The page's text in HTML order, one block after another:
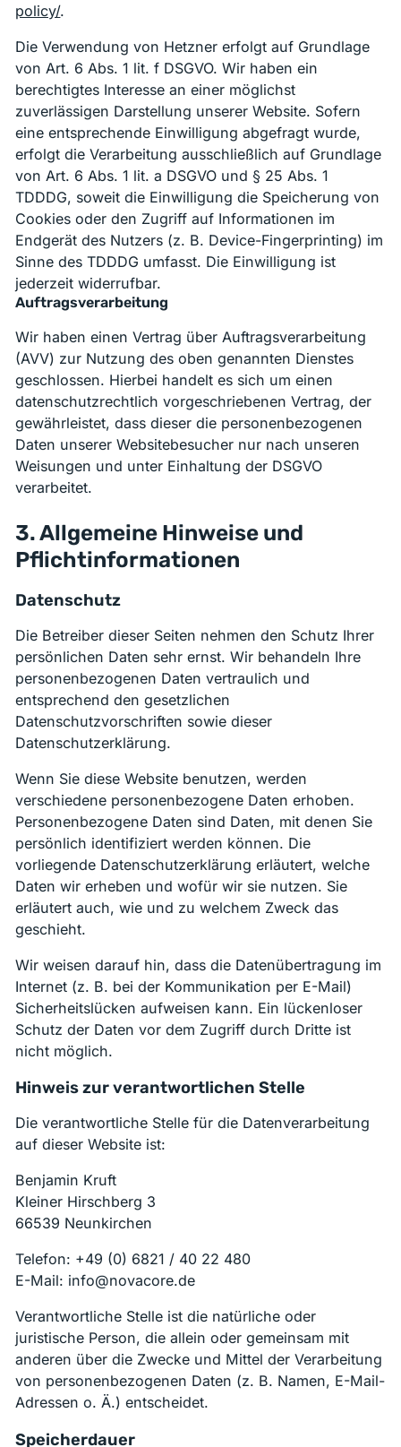
policy/.
Die Verwendung von Hetzner erfolgt auf Grundlage
von Art. 6 Abs. 1 lit. f DSGVO. Wir haben ein
berechtigtes Interesse an einer möglichst
zuverlässigen Darstellung unserer Website. Sofern
eine entsprechende Einwilligung abgefragt wurde,
erfolgt die Verarbeitung ausschließlich auf Grundlage
von Art. 6 Abs. 1 lit. a DSGVO und § 25 Abs. 1
TDDDG, soweit die Einwilligung die Speicherung von
Cookies oder den Zugriff auf Informationen im
Endgerät des Nutzers (z. B. Device-Fingerprinting) im
Sinne des TDDDG umfasst. Die Einwilligung ist
jederzeit widerrufbar.
Auftragsverarbeitung
Wir haben einen Vertrag über Auftragsverarbeitung
(AVV) zur Nutzung des oben genannten Dienstes
geschlossen. Hierbei handelt es sich um einen
datenschutzrechtlich vorgeschriebenen Vertrag, der
gewährleistet, dass dieser die personenbezogenen
Daten unserer Websitebesucher nur nach unseren
Weisungen und unter Einhaltung der DSGVO
verarbeitet.
3. Allgemeine Hinweise und
Pflicht­informationen
Datenschutz
Die Betreiber dieser Seiten nehmen den Schutz Ihrer
persönlichen Daten sehr ernst. Wir behandeln Ihre
personenbezogenen Daten vertraulich und
entsprechend den gesetzlichen
Datenschutzvorschriften sowie dieser
Datenschutzerklärung.
Wenn Sie diese Website benutzen, werden
verschiedene personenbezogene Daten erhoben.
Personenbezogene Daten sind Daten, mit denen Sie
persönlich identifiziert werden können. Die
vorliegende Datenschutzerklärung erläutert, welche
Daten wir erheben und wofür wir sie nutzen. Sie
erläutert auch, wie und zu welchem Zweck das
geschieht.
Wir weisen darauf hin, dass die Datenübertragung im
Internet (z. B. bei der Kommunikation per E-Mail)
Sicherheitslücken aufweisen kann. Ein lückenloser
Schutz der Daten vor dem Zugriff durch Dritte ist
nicht möglich.
Hinweis zur verantwortlichen Stelle
Die verantwortliche Stelle für die Datenverarbeitung
auf dieser Website ist:
Benjamin Kruft
Kleiner Hirschberg 3
66539 Neunkirchen
Telefon: +49 (0) 6821 / 40 22 480
E-Mail: info@novacore.de
Verantwortliche Stelle ist die natürliche oder
juristische Person, die allein oder gemeinsam mit
anderen über die Zwecke und Mittel der Verarbeitung
von personenbezogenen Daten (z. B. Namen, E-Mail-
Adressen o. Ä.) entscheidet.
Speicherdauer